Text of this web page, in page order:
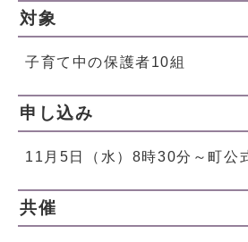
対象
子育て中の保護者10組
申し込み
11月5日（水）8時30分～町公
共催